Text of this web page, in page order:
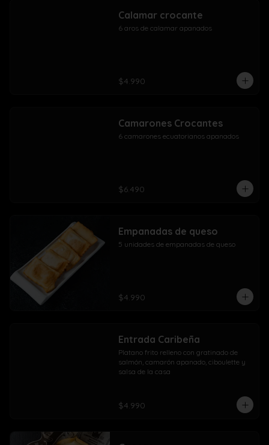
Calamar crocante
6 aros de calamar apanados
$4.990
Camarones Crocantes
6 camarones ecuatorianos apanados
$6.490
Empanadas de queso
5 unidades de empanadas de queso
$4.990
Entrada Caribeña
Platano frito relleno con gratinado de
salmón, camarón apanado, ciboulette y
salsa de la casa
$4.990